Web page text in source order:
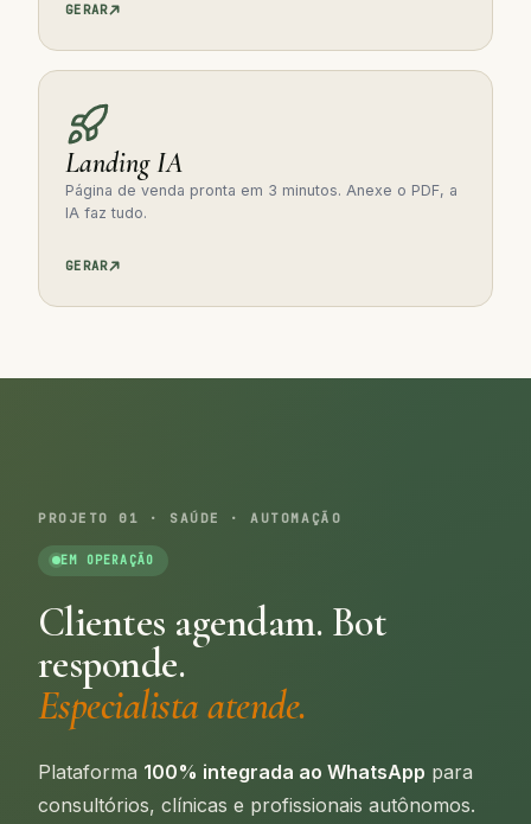
GERAR
Landing IA
Página de venda pronta em 3 minutos. Anexe o PDF, a
IA faz tudo.
GERAR
PROJETO 01 · SAÚDE · AUTOMAÇÃO
EM OPERAÇÃO
Clientes agendam. Bot
responde.
Especialista atende.
Plataforma 100% integrada ao WhatsApp para
consultórios, clínicas e profissionais autônomos.